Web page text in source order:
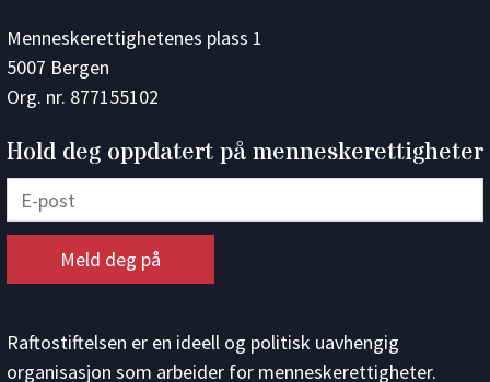
Menneskerettighetenes plass 1
5007 Bergen
Org. nr. 877155102
Hold deg oppdatert på menneskerettigheter
Raftostiftelsen er en ideell og politisk uavhengig
organisasjon som arbeider for menneskerettigheter.